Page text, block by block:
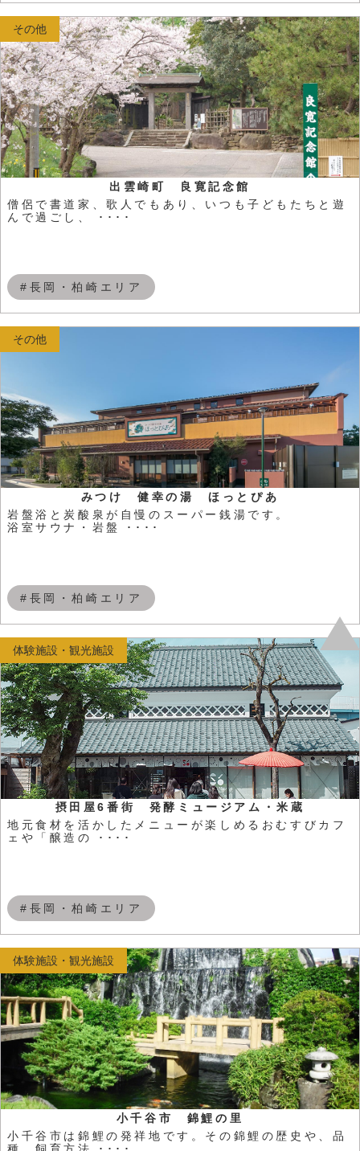
出雲崎町 良寛記念館
僧侶で書道家、歌人でもあり、いつも子どもたちと遊
んで過ごし、 ････
#長岡・柏崎エリア
その他
みつけ 健幸の湯 ほっとぴあ
岩盤浴と炭酸泉が自慢のスーパー銭湯です。
浴室サウナ・岩盤 ････
#長岡・柏崎エリア
その他
摂田屋6番街 発酵ミュージアム・米蔵
地元食材を活かしたメニューが楽しめるおむすびカフ
ェや「醸造の ････
#長岡・柏崎エリア
体験施設・観光施設
小千谷市 錦鯉の里
小千谷市は錦鯉の発祥地です。その錦鯉の歴史や、品
種、飼育方法 ････
体験施設・観光施設